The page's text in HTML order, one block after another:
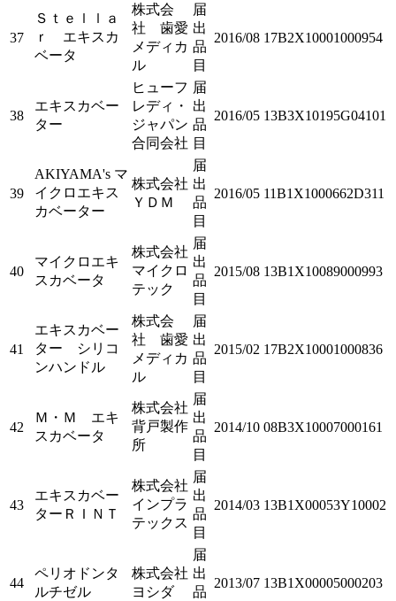
37
Ｓｔｅｌｌａ
ｒ エキスカ
ベータ
株式会
社 歯愛
メディカ
ル
届
出
品
目
2016/08 17B2X10001000954
38
エキスカベー
ター
ヒューフ
レディ・
ジャパン
合同会社
届
出
品
目
2016/05 13B3X10195G04101
39
AKIYAMA's マ
イクロエキス
カベーター
株式会社
ＹＤＭ
届
出
品
目
2016/05 11B1X1000662D311
40
マイクロエキ
スカベータ
株式会社
マイクロ
テック
届
出
品
目
2015/08 13B1X10089000993
41
エキスカベー
ター シリコ
ンハンドル
株式会
社 歯愛
メディカ
ル
届
出
品
目
2015/02 17B2X10001000836
42
Ｍ・Ｍ エキ
スカベータ
株式会社
背戸製作
所
届
出
品
目
2014/10 08B3X10007000161
43
エキスカベー
ターＲＩＮＴ
株式会社
インプラ
テックス
届
出
品
目
2014/03 13B1X00053Y10002
44
ペリオドンタ
ルチゼル
株式会社
ヨシダ
届
出
品
2013/07 13B1X00005000203